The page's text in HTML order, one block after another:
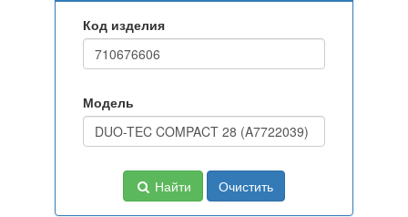
Код изделия
Модель
Найти Очистить